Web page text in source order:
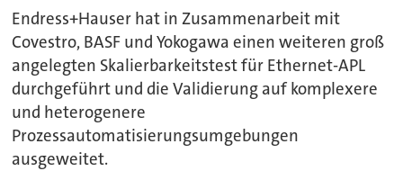
Endress+Hauser hat in Zusammenarbeit mit
Covestro, BASF und Yokogawa einen weiteren groß
angelegten Skalierbarkeitstest für Ethernet-APL
durchgeführt und die Validierung auf komplexere
und heterogenere
Prozessautomatisierungsumgebungen
ausgeweitet.